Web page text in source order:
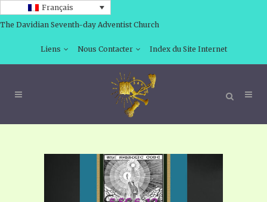
Français
The Davidian Seventh-day Adventist Church
Liens Nous Contacter Index du Site Internet